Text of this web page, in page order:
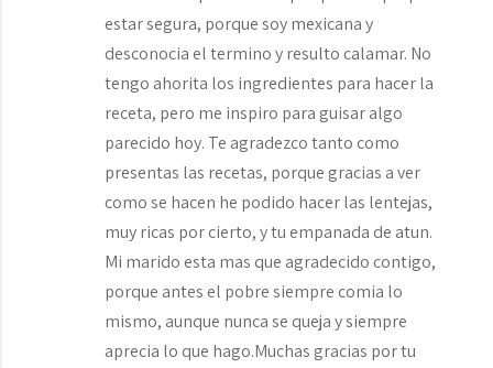
estar segura, porque soy mexicana y
desconocia el termino y resulto calamar. No
tengo ahorita los ingredientes para hacer la
receta, pero me inspiro para guisar algo
parecido hoy. Te agradezco tanto como
presentas las recetas, porque gracias a ver
como se hacen he podido hacer las lentejas,
muy ricas por cierto, y tu empanada de atun.
Mi marido esta mas que agradecido contigo,
porque antes el pobre siempre comia lo
mismo, aunque nunca se queja y siempre
aprecia lo que hago.Muchas gracias por tu